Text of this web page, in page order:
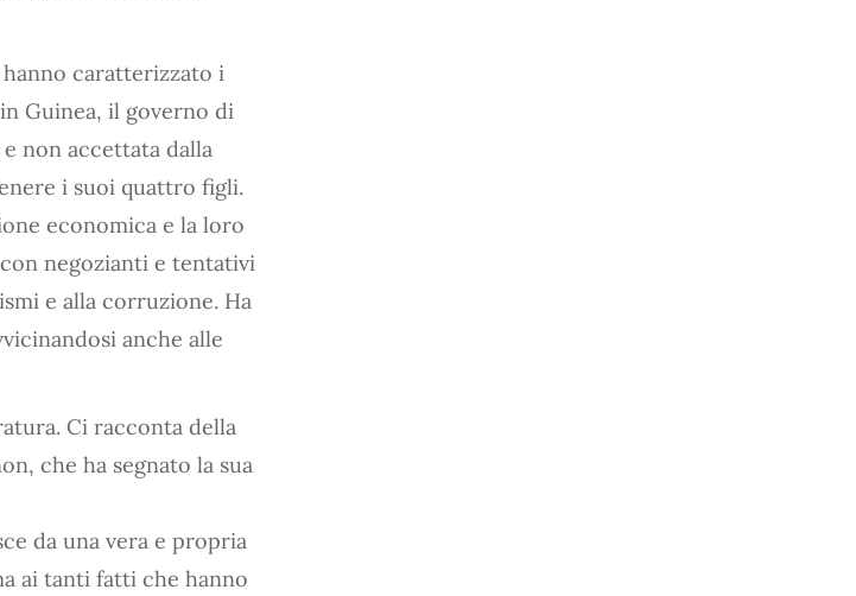
caratterizzato i
Guinea, il governo di
e non accettata dalla
i suoi quattro figli.
economica e la loro
negozianti e tentativi
e alla corruzione. Ha
anche alle
Ci racconta della
che ha segnato la sua
da una vera e propria
ai tanti fatti che hanno